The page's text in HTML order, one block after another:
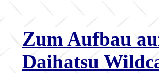
Zum Aufbau
Daihatsu